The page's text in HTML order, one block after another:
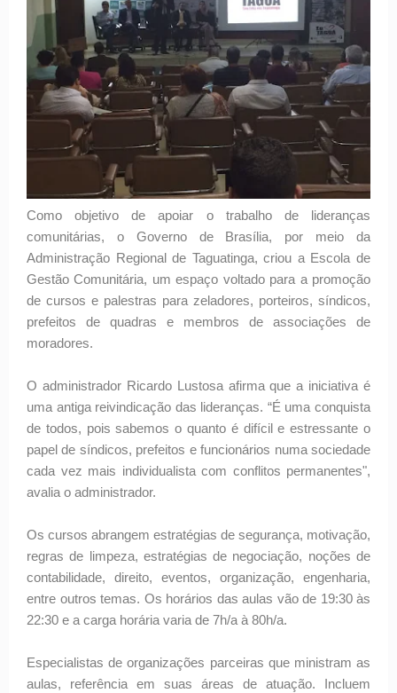
Como objetivo de apoiar o trabalho de lideranças
comunitárias, o Governo de Brasília, por meio da
Administração Regional de Taguatinga, criou a Escola de
Gestão Comunitária, um espaço voltado para a promoção
de cursos e palestras para zeladores, porteiros, síndicos,
prefeitos de quadras e membros de associações de
moradores.
O administrador Ricardo Lustosa afirma que a iniciativa é
uma antiga reivindicação das lideranças. “É uma conquista
de todos, pois sabemos o quanto é difícil e estressante o
papel de síndicos, prefeitos e funcionários numa sociedade
cada vez mais individualista com conflitos permanentes",
avalia o administrador.
Os cursos abrangem estratégias de segurança, motivação,
regras de limpeza, estratégias de negociação, noções de
contabilidade, direito, eventos, organização, engenharia,
entre outros temas. Os horários das aulas vão de 19:30 às
22:30 e a carga horária varia de 7h/a à 80h/a.
Especialistas de organizações parceiras que ministram as
aulas, referência em suas áreas de atuação. Incluem